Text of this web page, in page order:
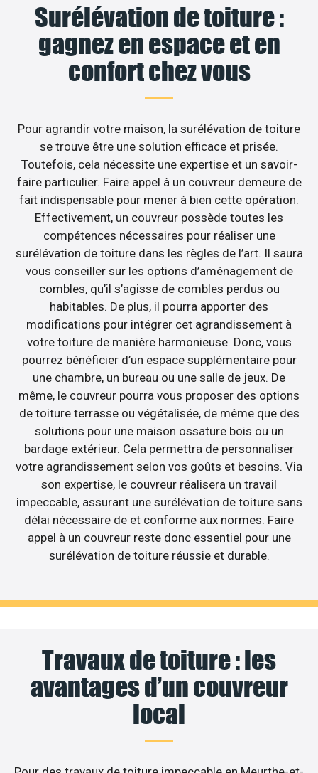
Surélévation de toiture :
gagnez en espace et en
confort chez vous
Pour agrandir votre maison, la surélévation de toiture
se trouve être une solution efficace et prisée.
Toutefois, cela nécessite une expertise et un savoir-
faire particulier. Faire appel à un couvreur demeure de
fait indispensable pour mener à bien cette opération.
Effectivement, un couvreur possède toutes les
compétences nécessaires pour réaliser une
surélévation de toiture dans les règles de l’art. Il saura
vous conseiller sur les options d’aménagement de
combles, qu’il s’agisse de combles perdus ou
habitables. De plus, il pourra apporter des
modifications pour intégrer cet agrandissement à
votre toiture de manière harmonieuse. Donc, vous
pourrez bénéficier d’un espace supplémentaire pour
une chambre, un bureau ou une salle de jeux. De
même, le couvreur pourra vous proposer des options
de toiture terrasse ou végétalisée, de même que des
solutions pour une maison ossature bois ou un
bardage extérieur. Cela permettra de personnaliser
votre agrandissement selon vos goûts et besoins. Via
son expertise, le couvreur réalisera un travail
impeccable, assurant une surélévation de toiture sans
délai nécessaire de et conforme aux normes. Faire
appel à un couvreur reste donc essentiel pour une
surélévation de toiture réussie et durable.
Travaux de toiture : les
avantages d’un couvreur
local